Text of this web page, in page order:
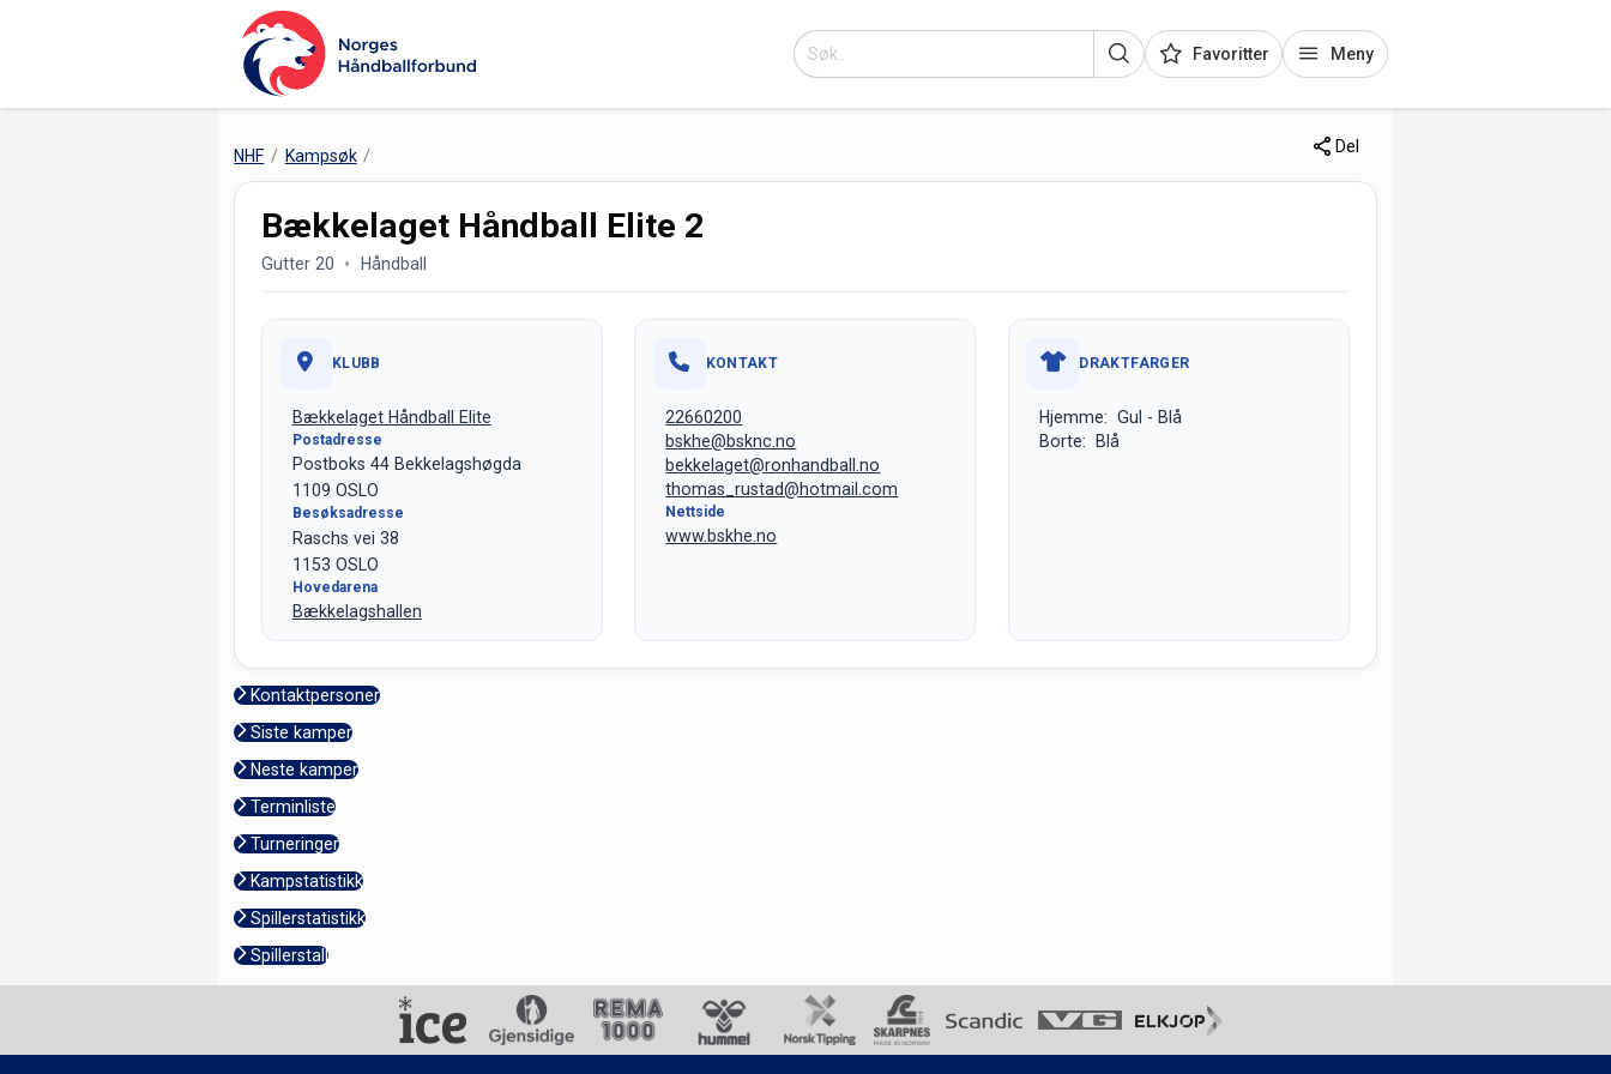
Favoritter Meny
NHF Kampsøk Del
Bækkelaget Håndball Elite 2
Gutter 20 Håndball
KLUBB
Bækkelaget Håndball Elite
Postadresse
Postboks 44 Bekkelagshøgda
1109 OSLO
Besøksadresse
Raschs vei 38
1153 OSLO
Hovedarena
Bækkelagshallen
KONTAKT
22660200
bskhe@bsknc.no
bekkelaget@ronhandball.no
thomas_rustad@hotmail.com
Nettside
www.bskhe.no
DRAKTFARGER
Hjemme: Gul - Blå
Borte: Blå
Kontaktpersoner
Siste kamper
Neste kamper
Terminliste
Turneringer
Kampstatistikk
Spillerstatistikk
Spillerstall